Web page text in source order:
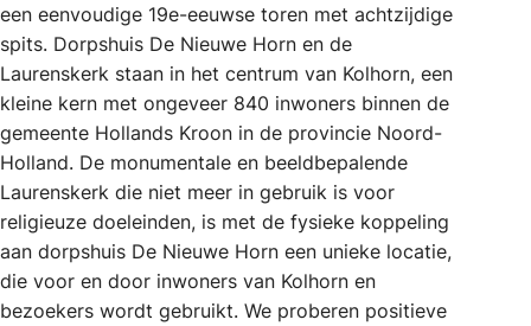
een eenvoudige 19e-eeuwse toren met achtzijdige
spits. Dorpshuis De Nieuwe Horn en de
Laurenskerk staan in het centrum van Kolhorn, een
kleine kern met ongeveer 840 inwoners binnen de
gemeente Hollands Kroon in de provincie Noord-
Holland. De monumentale en beeldbepalende
Laurenskerk die niet meer in gebruik is voor
religieuze doeleinden, is met de fysieke koppeling
aan dorpshuis De Nieuwe Horn een unieke locatie,
die voor en door inwoners van Kolhorn en
bezoekers wordt gebruikt. We proberen positieve